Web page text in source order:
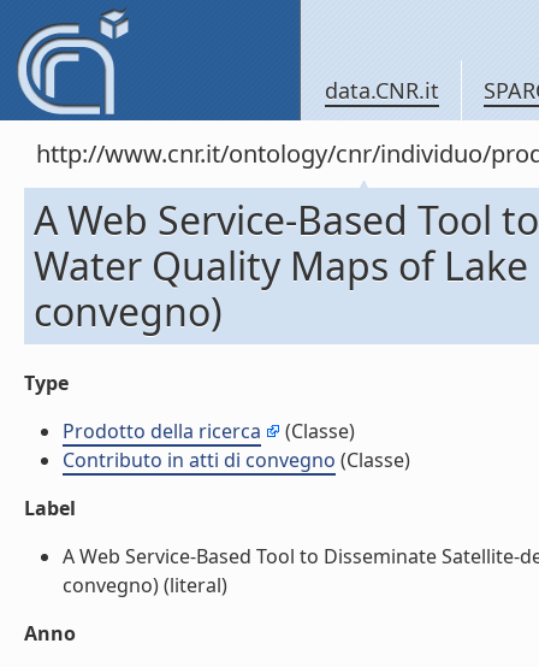
data.CNR.it
http://www.cnr.it/ontology/cnr/individuo/
A Web Service-Based Tool
Water Quality Maps of
convegno)
Type
Prodotto della ricerca
(Classe)
Contributo in atti di convegno (Classe)
Label
A Web Service-Based Tool to Disseminate
convegno) (literal)
Anno